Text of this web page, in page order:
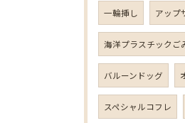
一輪挿し アップ
海洋プラスチックご
バルーンドッグ
スペシャルコフレ